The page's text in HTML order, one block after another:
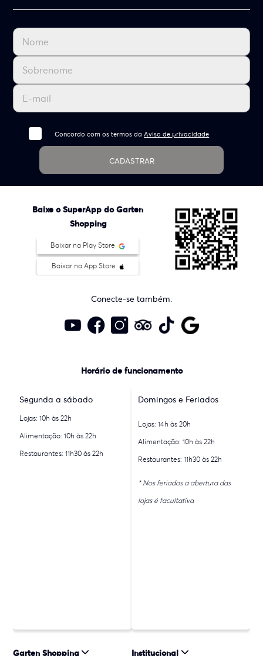
Concordo com os termos daAviso de privacidade
CADASTRAR
Baixe o SuperApp do Garten
Shopping
Baixar na Play Store
Baixar na App Store
Conecte-se também:
Horário de funcionamento
Segunda a sábado
Lojas: 10h às 22h
Alimentação: 10h às 22h
Restaurantes: 11h30 às 22h
Domingos e Feriados
Lojas: 14h às 20h
Alimentação: 10h às 22h
Restaurantes: 11h30 às 22h
* Nos feriados a abertura das
lojas é facultativa
Garten Shopping Institucional